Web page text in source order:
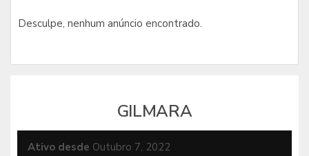
Desculpe, nenhum anúncio encontrado.
GILMARA
Ativo desde Outubro 7, 2022